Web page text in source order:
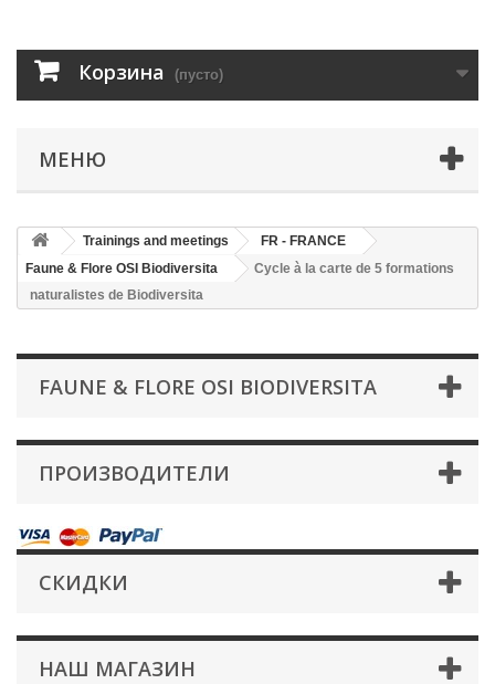
Корзина (пусто)
МЕНЮ
Trainings and meetings
FR - FRANCE
Faune & Flore OSI Biodiversita
Cycle à la carte de 5 formations
naturalistes de Biodiversita
FAUNE & FLORE OSI BIODIVERSITA
ПРОИЗВОДИТЕЛИ
СКИДКИ
НАШ МАГАЗИН